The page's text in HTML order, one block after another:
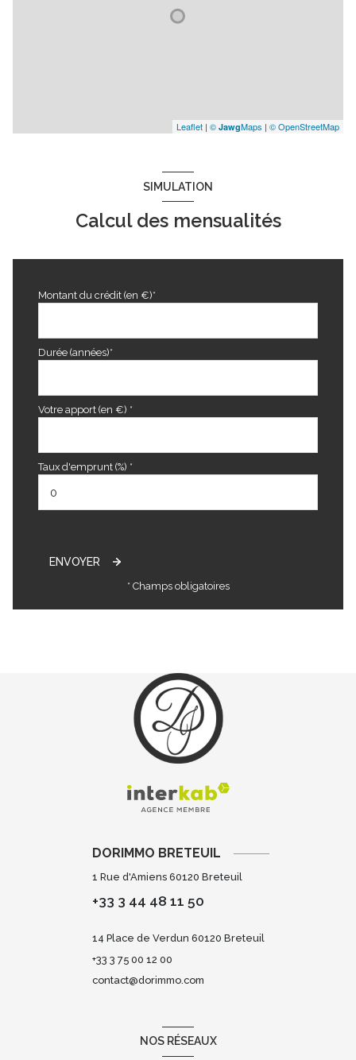
Leaflet | © JawgMaps | © OpenStreetMap
SIMULATION
Calcul des mensualités
Montant du crédit (en €)*
Durée (années)*
Votre apport (en €) *
Taux d'emprunt (%) *
ENVOYER
* Champs obligatoires
DORIMMO BRETEUIL
1 Rue d'Amiens 60120 Breteuil
+33 3 44 48 11 50
14 Place de Verdun 60120 Breteuil
+33 3 75 00 12 00
contact@dorimmo.com
NOS RÉSEAUX